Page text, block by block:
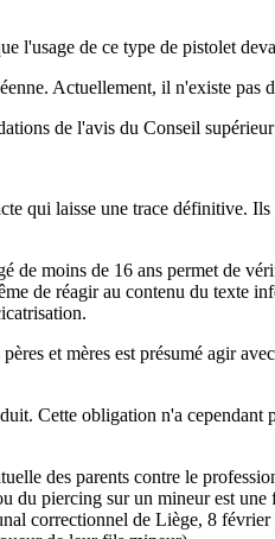
l'usage de ce type de pistolet
Actuellement, il n'existe pas
de l'avis du Conseil
qui laisse une trace définitive.
de moins de 16 ans permet de
de réagir au contenu du
et mères est présumé agir
Cette obligation n'a
des parents contre le
piercing sur un mineur est
correctionnel de Liège, 8